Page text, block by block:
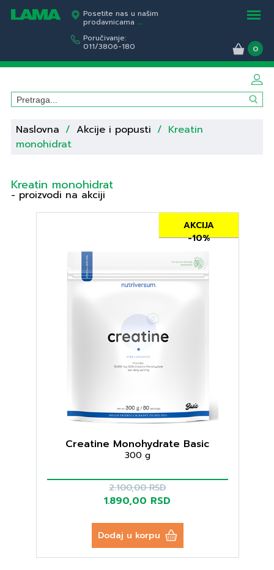
Posetite nas u našim
prodavnicama ...
Poručivanje:
011/3806-180 0
Naslovna / Akcije i popusti / Kreatin
monohidrat
Kreatin monohidrat
- proizvodi na akciji
AKCIJA
-10%
Creatine Monohydrate Basic
300 g
2.100,00 RSD
1.890,00 RSD
Dodaj u korpu